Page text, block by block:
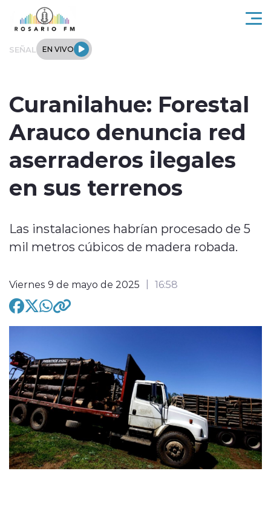
Click acá para ir directamente al contenido
SEÑAL EN VIVO
Deportes
modo claro
Curanilahue: Forestal
Arauco denuncia red
aserraderos ilegales
en sus terrenos
Las instalaciones habrían procesado de 5
mil metros cúbicos de madera robada.
Viernes 9 de mayo de 2025 16:58